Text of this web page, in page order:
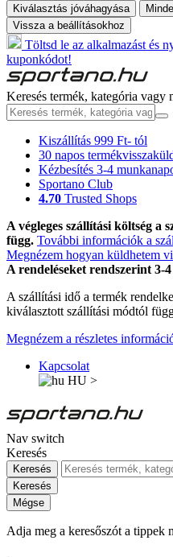
Kiválasztás jóváhagyása
Vissza a beállításokhoz
Töltsd le az alkalmazást és
kuponkódot!
Keresés termék, kategória vagy
Kiszállítás 999 Ft- tól
30 napos
Kézbesítés 3-4
Sportano Club
4.70 Trusted Shops
A végleges szállítási költség a
függ. További információk a
Megnézem hogyan küldhetem
A rendeléseket rendszerint
A szállítási idő a termék
kiválasztott szállítási módtól
Megnézem a részletes
Kapcsolat
HU >
Nav switch
Keresés
Keresés
Keresés
Mégse
Adja meg a keresőszót a tippek